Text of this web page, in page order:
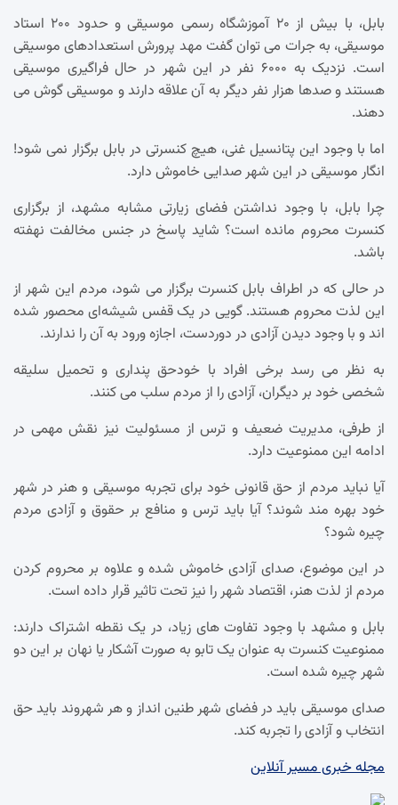
بابل، با بیش از ۲۰ آموزشگاه رسمی موسیقی و حدود ۲۰۰ استاد
موسیقی، به جرات می توان گفت مهد پرورش استعدادهای موسیقی
است. نزدیک به ۶۰۰۰ نفر در این شهر در حال فراگیری موسیقی
هستند و صدها هزار نفر دیگر به آن علاقه دارند و موسیقی گوش می
دهند.
اما با وجود این پتانسیل غنی، هیچ کنسرتی در بابل برگزار نمی شود!
انگار موسیقی در این شهر صدایی خاموش دارد.
چرا بابل، با وجود نداشتن فضای زیارتی مشابه مشهد، از برگزاری
کنسرت محروم مانده است؟ شاید پاسخ در جنس مخالفت نهفته
باشد.
در حالی که در اطراف بابل کنسرت برگزار می شود، مردم این شهر از
این لذت محروم هستند. گویی در یک قفس شیشه‌ای محصور شده
اند و با وجود دیدن آزادی در دوردست، اجازه ورود به آن را ندارند.
به نظر می رسد برخی افراد با خودحق پنداری و تحمیل سلیقه
شخصی خود بر دیگران، آزادی را از مردم سلب می کنند.
از طرفی، مدیریت ضعیف و ترس از مسئولیت نیز نقش مهمی در
ادامه این ممنوعیت دارد.
آیا نباید مردم از حق قانونی خود برای تجربه موسیقی و هنر در شهر
خود بهره مند شوند؟ آیا باید ترس و منافع بر حقوق و آزادی مردم
چیره شود؟
در این موضوع، صدای آزادی خاموش شده و علاوه بر محروم کردن
مردم از لذت هنر، اقتصاد شهر را نیز تحت تاثیر قرار داده است.
بابل و مشهد با وجود تفاوت های زیاد، در یک نقطه اشتراک دارند:
ممنوعیت کنسرت به عنوان یک تابو به صورت آشکار یا نهان بر این دو
شهر چیره شده است.
صدای موسیقی باید در فضای شهر طنین انداز و هر شهروند باید حق
انتخاب و آزادی را تجربه کند.
مجله خبری مسیر آنلاین